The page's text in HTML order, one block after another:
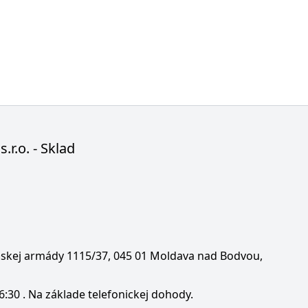
- Sklad
armády 1115/37, 045 01 Moldava nad Bodvou,
. Na základe telefonickej dohody.